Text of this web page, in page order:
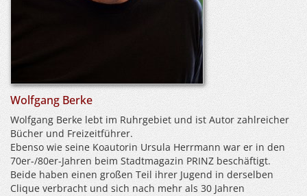
Wolfgang Berke
Wolfgang Berke lebt im Ruhrgebiet und ist Autor zahlreicher
Bücher und Freizeitführer.
Ebenso wie seine Koautorin Ursula Herrmann war er in den
70er-/80er-Jahren beim Stadtmagazin PRINZ beschäftigt.
Beide haben einen großen Teil ihrer Jugend in derselben
Clique verbracht und sich nach mehr als 30 Jahren